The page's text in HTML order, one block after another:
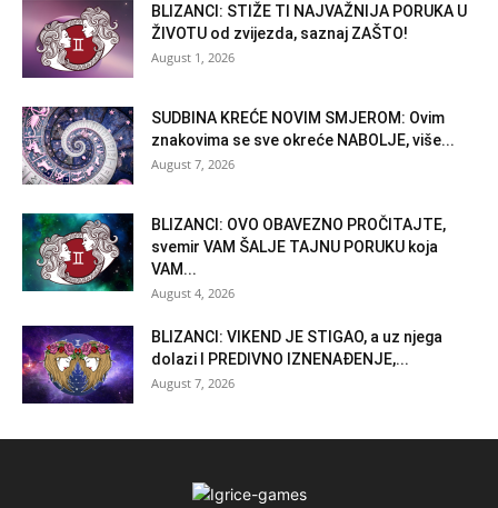
BLIZANCI: STIŽE TI NAJVAŽNIJA PORUKA U
ŽIVOTU od zvijezda, saznaj ZAŠTO!
August 1, 2026
SUDBINA KREĆE NOVIM SMJEROM: Ovim
znakovima se sve okreće NABOLJE, više...
August 7, 2026
BLIZANCI: OVO OBAVEZNO PROČITAJTE,
svemir VAM ŠALJE TAJNU PORUKU koja
VAM...
August 4, 2026
BLIZANCI: VIKEND JE STIGAO, a uz njega
dolazi I PREDIVNO IZNENAĐENJE,...
August 7, 2026